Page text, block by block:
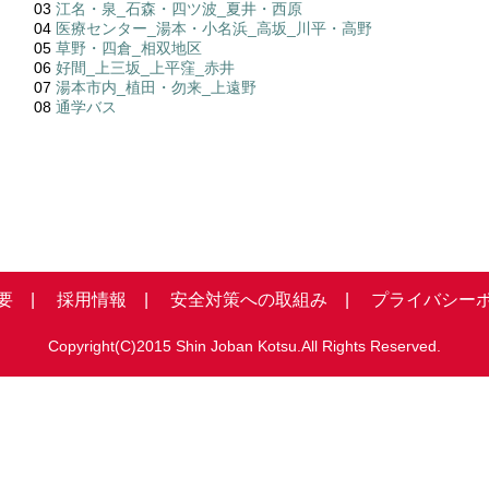
03 江名・泉_石森・四ツ波_夏井・西原
04 医療センター_湯本・小名浜_高坂_川平・高野
05 草野・四倉_相双地区
06 好間_上三坂_上平窪_赤井
07 湯本市内_植田・勿来_上遠野
08 通学バス
| 採用情報 | 安全対策への取組み | プライバシー
Copyright(C)2015 Shin Joban Kotsu.All Rights Reserved.